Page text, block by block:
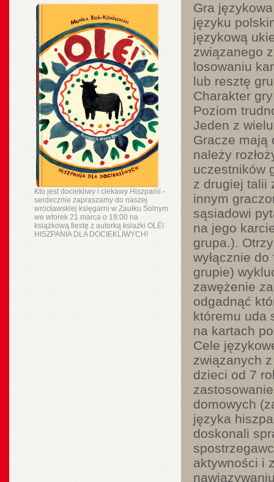
Kto jest dociekliwy i ciekawy Hiszpanii -
serdecznie zapraszamy do naszej
wrocławskiej księgarni w Zaułku Solnym
we wtorek 21 marca o 19:00 na
książkową fiestę z autorką ksiażki OLÉ!
HISZPANIA DLA DOCIEKLIWYCH!
Gra
języku
językową
związanego
losowaniu
lub resztę
Charakter
Poziom
Jeden z
Gracze mają
należy
uczestników
z drugiej talii
innym
sąsiadowi
na jego
grupa.).
wyłącznie
grupie)
zawężenie
odgadnąć
któremu uda
na kartach
Cele
związanych
dzieci od 7
domowych
języka
doskonali
aktywności i